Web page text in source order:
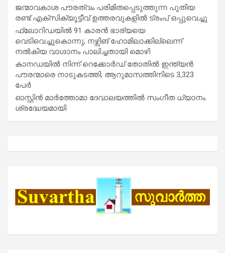
ജന്മാവകാശ പൗരത്വം പരിമിതപ്പെടുത്തുന്ന പുതിയ
രണ്ട് എക്സിക്യൂട്ടീവ് ഉത്തരവുകളിൽ ട്രംപ് ഒപ്പുവെച്ചു
ഫ്ലോറിഡയിൽ 91 കാരൻ ഭാര്യയെ
വെടിവെച്ചുകൊന്നു; നഴ്സിങ് ഹോമിലാക്കില്ലെന്ന്
നൽകിയ വാഗ്ദാനം പാലിച്ചതായി മൊഴി
കാനഡയിൽ നിന്ന് റെക്കോർഡ് തോതിൽ ഇന്ത്യൻ
പൗരന്മാരെ നാടുകടത്തി; ആറുമാസത്തിനിടെ 3,323
പേർ
ഓസ്റ്റിൻ മാർത്തോമാ ദേവാലയത്തിൽ സംഗീത ധ്യാനം
ശ്രദ്ധേയമായി